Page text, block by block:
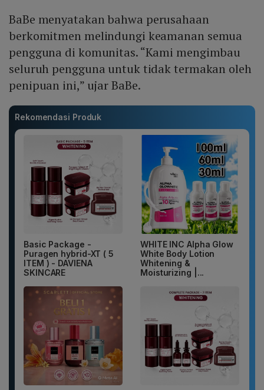
BaBe menyatakan bahwa perusahaan
berkomitmen melindungi keamanan semua
pengguna di komunitas. “Kami mengimbau
seluruh pengguna untuk tidak termakan oleh
penipuan ini,” ujar BaBe.
Rekomendasi Produk
Basic Package -
Puragen hybrid-XT ( 5
ITEM ) - DAVIENA
SKINCARE
WHITE INC Alpha Glow
White Body Lotion
Whitening &
Moisturizing |...